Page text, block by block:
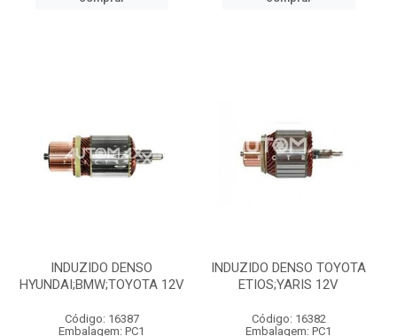
INDUZIDO DENSO
HYUNDAI;BMW;TOYOTA 12V
Código: 16387
Embalagem: PC1
INDUZIDO DENSO TOYOTA
ETIOS;YARIS 12V
Código: 16382
Embalagem: PC1